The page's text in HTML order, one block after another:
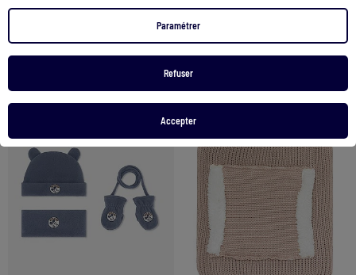
Paramétrer
Refuser
Accepter
Voir le produit Voir le produit
1/5 1/3